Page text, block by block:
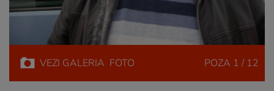
VEZI GALERIA FOTO POZA 1 / 12